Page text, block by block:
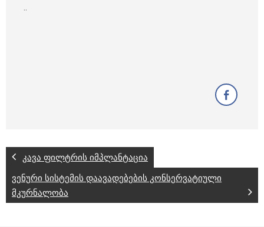
..
კავა ფილტრის იმპლანტაცია
ვენური სისტემის დაავადებების კონსერვატიული
მკურნალობა